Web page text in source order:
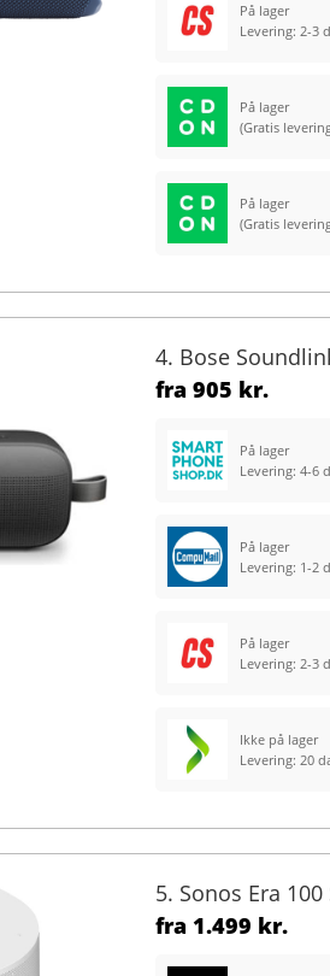
På lager
Levering: 2-3
På lager
(Gratis
På lager
(Gratis
4. Bose
fra 905 kr.
På lager
Levering: 4-6
På lager
Levering: 1-2
På lager
Levering: 2-3
Ikke på lager
Levering: 20
5. Sonos Era
fra 1.499 kr.